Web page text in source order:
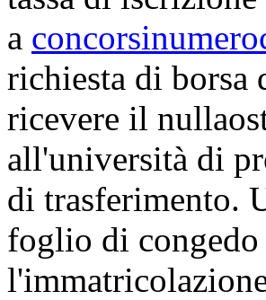
a
richiesta di borsa
ricevere il
all'università di
di trasferimento.
foglio di congedo